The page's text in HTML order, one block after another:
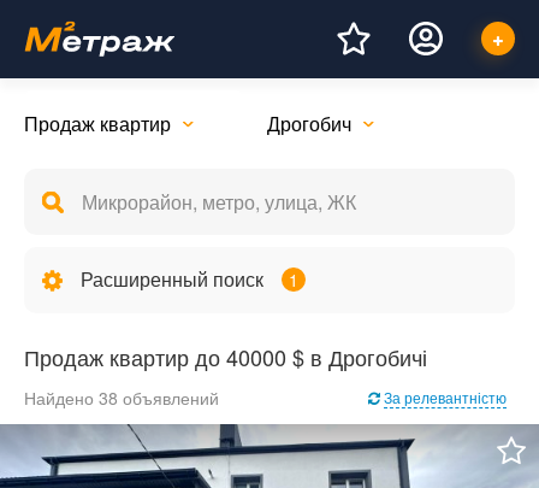
Продаж квартир Дрогобич
Расширенный поиск 1
Продаж квартир до 40000 $ в Дрогобичі
Найдено 38 объявлений За релевантністю